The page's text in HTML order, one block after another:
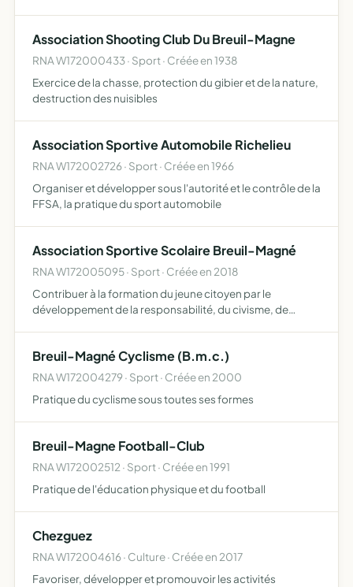
Association Shooting Club Du Breuil-Magne
RNA W172000433 · Sport · Créée en 1938
Exercice de la chasse, protection du gibier et de la nature,
destruction des nuisibles
Association Sportive Automobile Richelieu
RNA W172002726 · Sport · Créée en 1966
Organiser et développer sous l'autorité et le contrôle de la
FFSA, la pratique du sport automobile
Association Sportive Scolaire Breuil-Magné
RNA W172005095 · Sport · Créée en 2018
Contribuer à la formation du jeune citoyen par le
développement de la responsabilité, du civisme, de
situe dans …
Breuil-Magné Cyclisme (B.m.c.)
RNA W172004279 · Sport · Créée en 2000
Pratique du cyclisme sous toutes ses formes
Breuil-Magne Football-Club
RNA W172002512 · Sport · Créée en 1991
Pratique de l'éducation physique et du football
Chezguez
RNA W172004616 · Culture · Créée en 2017
Favoriser, développer et promouvoir les activités